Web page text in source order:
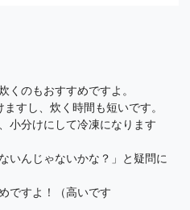
くのもおすすめですよ。
すし、炊く時間も短いです。
小分けにして冷凍になります
いんじゃないかな？」と疑問に
ですよ！（高いです